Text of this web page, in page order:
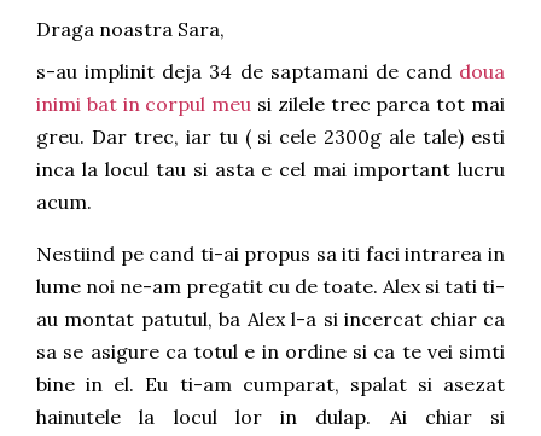
Draga noastra Sara,
s-au implinit deja 34 de saptamani de cand doua
inimi bat in corpul meu si zilele trec parca tot mai
greu. Dar trec, iar tu ( si cele 2300g ale tale) esti
inca la locul tau si asta e cel mai important lucru
acum.
Nestiind pe cand ti-ai propus sa iti faci intrarea in
lume noi ne-am pregatit cu de toate. Alex si tati ti-
au montat patutul, ba Alex l-a si incercat chiar ca
sa se asigure ca totul e in ordine si ca te vei simti
bine in el. Eu ti-am cumparat, spalat si asezat
hainutele la locul lor in dulap. Ai chiar si